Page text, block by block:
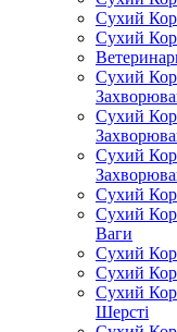
Сухий
Сухий
Сухий
Сухий
Сухий
Сухий
Сухий
Ваги
Сухий
Сухий
Сухий
Шерсті